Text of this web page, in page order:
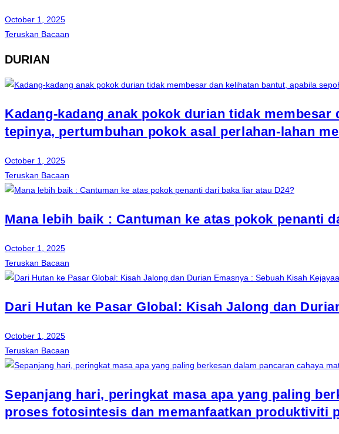
October 1, 2025
Teruskan Bacaan
DURIAN
Kadang-kadang anak pokok durian tidak
tepinya, pertumbuhan pokok asal perlahan-lahan
October 1, 2025
Teruskan Bacaan
Mana lebih baik : Cantuman ke atas pokok penanti
October 1, 2025
Teruskan Bacaan
Dari Hutan ke Pasar Global: Kisah Jalong dan
October 1, 2025
Teruskan Bacaan
Sepanjang hari, peringkat masa apa yang paling
proses fotosintesis dan memanfaatkan produktiviti